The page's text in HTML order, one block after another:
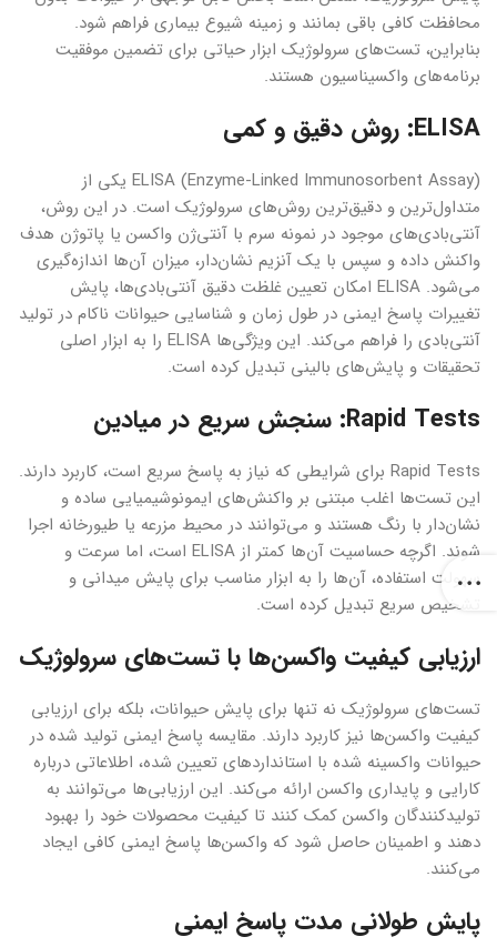
محافظت کافی باقی بمانند و زمینه شیوع بیماری فراهم شود.
بنابراین، تست‌های سرولوژیک ابزار حیاتی برای تضمین موفقیت
برنامه‌های واکسیناسیون هستند.
ELISA: روش دقیق و کمی
ELISA (Enzyme-Linked Immunosorbent Assay) یکی از
متداول‌ترین و دقیق‌ترین روش‌های سرولوژیک است. در این روش،
آنتی‌بادی‌های موجود در نمونه سرم با آنتی‌ژن واکسن یا پاتوژن هدف
واکنش داده و سپس با یک آنزیم نشان‌دار، میزان آن‌ها اندازه‌گیری
می‌شود. ELISA امکان تعیین غلظت دقیق آنتی‌بادی‌ها، پایش
تغییرات پاسخ ایمنی در طول زمان و شناسایی حیوانات ناکام در تولید
آنتی‌بادی را فراهم می‌کند. این ویژگی‌ها ELISA را به ابزار اصلی
تحقیقات و پایش‌های بالینی تبدیل کرده است.
Rapid Tests: سنجش سریع در میادین
Rapid Tests برای شرایطی که نیاز به پاسخ سریع است، کاربرد دارند.
این تست‌ها اغلب مبتنی بر واکنش‌های ایمونوشیمیایی ساده و
نشان‌دار با رنگ هستند و می‌توانند در محیط مزرعه یا طیورخانه اجرا
شوند. اگرچه حساسیت آن‌ها کمتر از ELISA است، اما سرعت و
سهولت استفاده، آن‌ها را به ابزار مناسب برای پایش میدانی و
تشخیص سریع تبدیل کرده است.
ارزیابی کیفیت واکسن‌ها با تست‌های سرولوژیک
تست‌های سرولوژیک نه تنها برای پایش حیوانات، بلکه برای ارزیابی
کیفیت واکسن‌ها نیز کاربرد دارند. مقایسه پاسخ ایمنی تولید شده در
حیوانات واکسینه شده با استانداردهای تعیین شده، اطلاعاتی درباره
کارایی و پایداری واکسن ارائه می‌کند. این ارزیابی‌ها می‌توانند به
تولیدکنندگان واکسن کمک کنند تا کیفیت محصولات خود را بهبود
دهند و اطمینان حاصل شود که واکسن‌ها پاسخ ایمنی کافی ایجاد
می‌کنند.
پایش طولانی مدت پاسخ ایمنی